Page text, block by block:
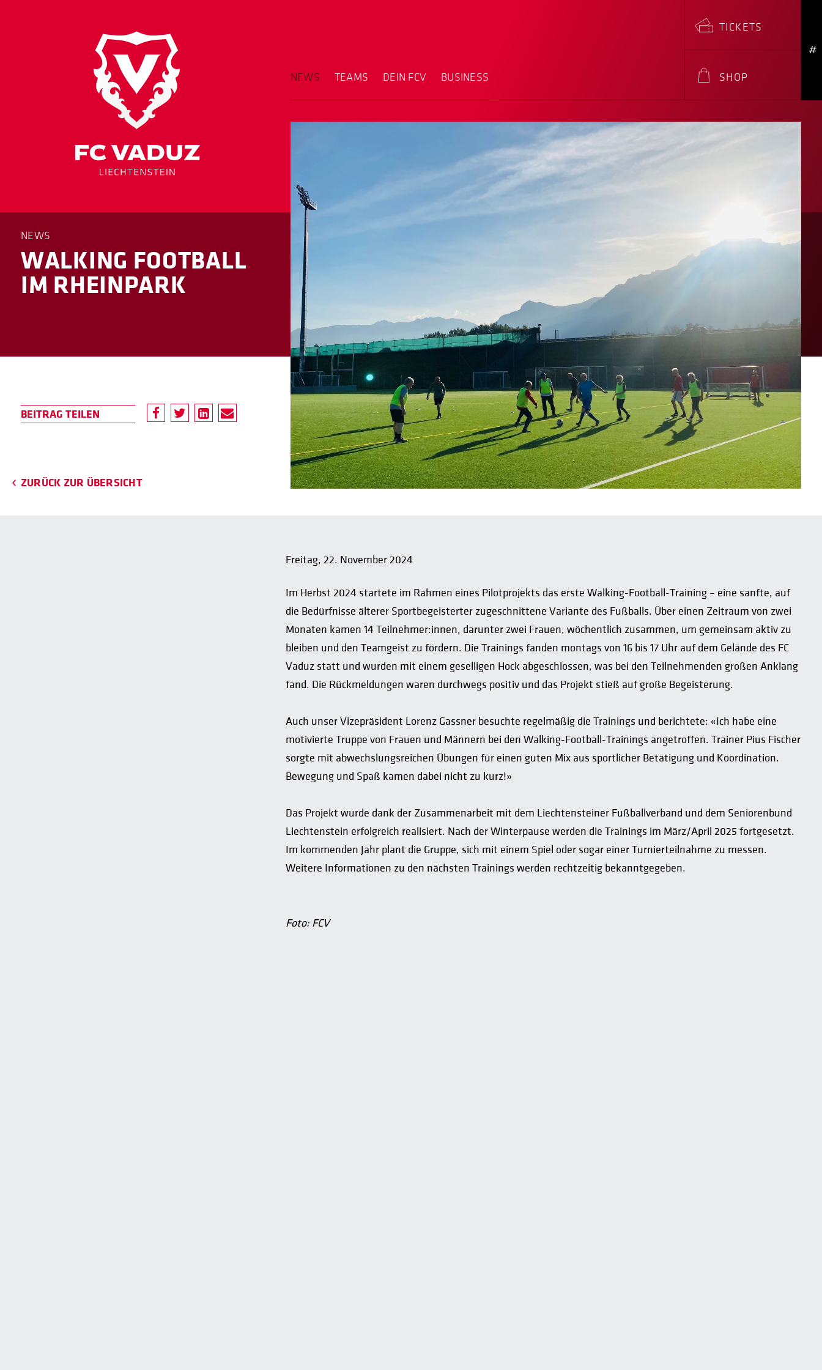
NEWS TEAMS DEIN FCV BUSINESS
TICKETS
SHOP
#
NEWS
WALKING FOOTBALL
IM RHEINPARK
ZURÜCK ZUR ÜBERSICHT
Freitag, 22. November 2024
Im Herbst 2024 startete im Rahmen eines Pilotprojekts das erste Walking-Football-Training – eine sanfte, auf
die Bedürfnisse älterer Sportbegeisterter zugeschnittene Variante des Fußballs. Über einen Zeitraum von zwei
Monaten kamen 14 Teilnehmer:innen, darunter zwei Frauen, wöchentlich zusammen, um gemeinsam aktiv zu
bleiben und den Teamgeist zu fördern. Die Trainings fanden montags von 16 bis 17 Uhr auf dem Gelände des FC
Vaduz statt und wurden mit einem geselligen Hock abgeschlossen, was bei den Teilnehmenden großen Anklang
fand. Die Rückmeldungen waren durchwegs positiv und das Projekt stieß auf große Begeisterung.
Auch unser Vizepräsident Lorenz Gassner besuchte regelmäßig die Trainings und berichtete: «Ich habe eine
motivierte Truppe von Frauen und Männern bei den Walking-Football-Trainings angetroffen. Trainer Pius Fischer
sorgte mit abwechslungsreichen Übungen für einen guten Mix aus sportlicher Betätigung und Koordination.
Bewegung und Spaß kamen dabei nicht zu kurz!»
Das Projekt wurde dank der Zusammenarbeit mit dem Liechtensteiner Fußballverband und dem Seniorenbund
Liechtenstein erfolgreich realisiert. Nach der Winterpause werden die Trainings im März/April 2025 fortgesetzt.
Im kommenden Jahr plant die Gruppe, sich mit einem Spiel oder sogar einer Turnierteilnahme zu messen.
Weitere Informationen zu den nächsten Trainings werden rechtzeitig bekanntgegeben.
Foto: FCV